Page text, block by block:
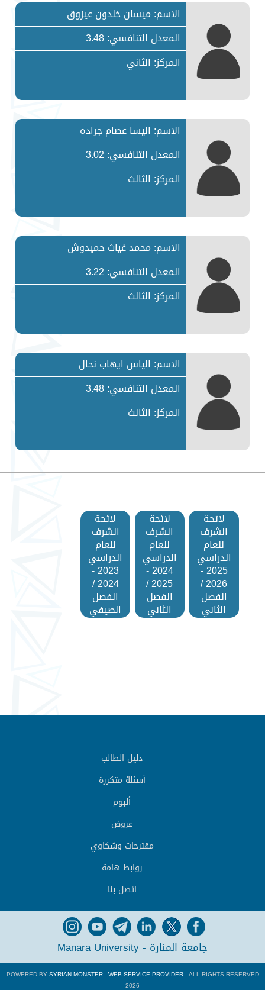
الاسم: ميسان خلدون عيزوق
المعدل التنافسي: 3.48
المركز: الثاني
الاسم: اليسا عصام جراده
المعدل التنافسي: 3.02
المركز: الثالث
الاسم: محمد غياث حميدوش
المعدل التنافسي: 3.22
المركز: الثالث
الاسم: الياس ايهاب نحال
المعدل التنافسي: 3.48
المركز: الثالث
لائحة
الشرف
للعام
الدراسي
2025 -
2026 /
الفصل
الثاني
لائحة
الشرف
للعام
الدراسي
2024 -
2025 /
الفصل
الثاني
لائحة
الشرف
للعام
الدراسي
2023 -
2024 /
الفصل
الصيفي
دليل الطالب
أسئلة متكررة
ألبوم
عروض
مقترحات وشكاوي
روابط هامة
اتصل بنا
جامعة المنارة - Manara University
POWERED BYSYRIAN MONSTER - WEB SERVICE PROVIDER- ALL RIGHTS RESERVED
2026